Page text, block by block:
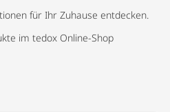
für Ihr Zuhause entdecken.
im tedox Online-Shop